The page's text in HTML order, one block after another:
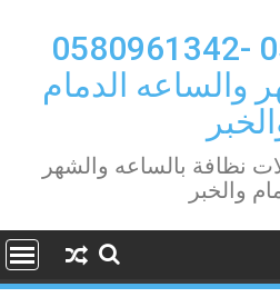
0590124933 -0580961342
والساعه الدمام
نظافة بالساعه والشهر
والخبر